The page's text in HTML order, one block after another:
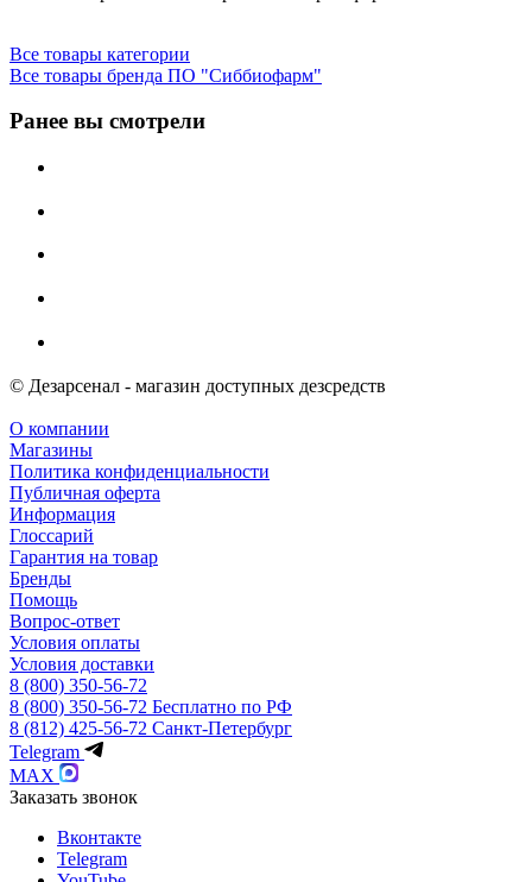
Все товары категории
Все товары бренда ПО "Сиббиофарм"
Ранее вы смотрели
© Дезарсенал - магазин доступных дезсредств
О компании
Магазины
Политика конфиденциальности
Публичная оферта
Информация
Глоссарий
Гарантия на товар
Бренды
Помощь
Вопрос-ответ
Условия оплаты
Условия доставки
8 (800) 350-56-72
8 (800) 350-56-72 Бесплатно по РФ
8 (812) 425-56-72 Санкт-Петербург
Telegram
MAX
Заказать звонок
Вконтакте
Telegram